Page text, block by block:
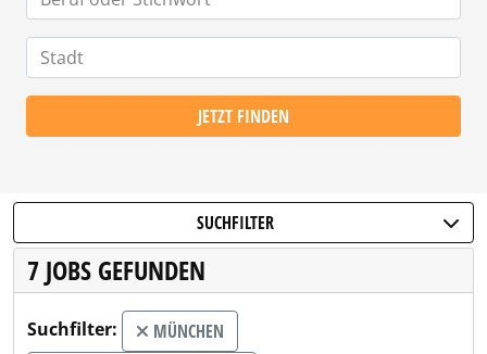
JETZT FINDEN
SUCHFILTER
7 JOBS GEFUNDEN
Suchfilter:
MÜNCHEN